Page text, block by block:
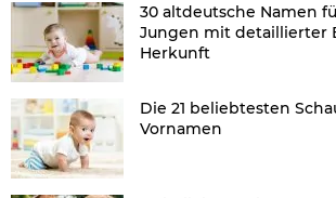
30 altdeutsche Namen
Jungen mit detaillierter
Herkunft
Die 21 beliebtesten
Vornamen